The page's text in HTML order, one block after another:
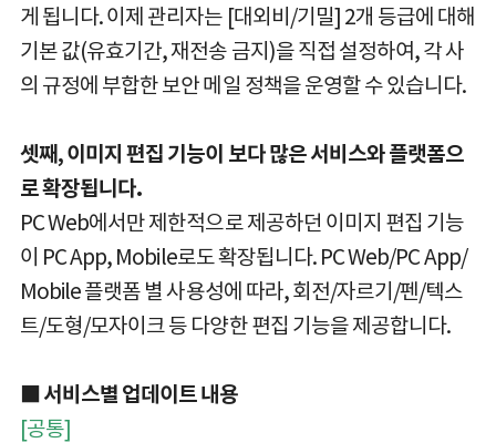
게 됩니다. 이제 관리자는 [대외비/기밀] 2개 등급에 대해
기본 값(유효기간, 재전송 금지)을 직접 설정하여, 각 사
의 규정에 부합한 보안 메일 정책을 운영할 수 있습니다.
셋째, 이미지 편집 기능이 보다 많은 서비스와 플랫폼으
로 확장됩니다.
PC Web에서만 제한적으로 제공하던 이미지 편집 기능
이 PC App, Mobile로도 확장됩니다. PC Web/PC App/
Mobile 플랫폼 별 사용성에 따라, 회전/자르기/펜/텍스
트/도형/모자이크 등 다양한 편집 기능을 제공합니다.
■ 서비스별 업데이트 내용
[공통]